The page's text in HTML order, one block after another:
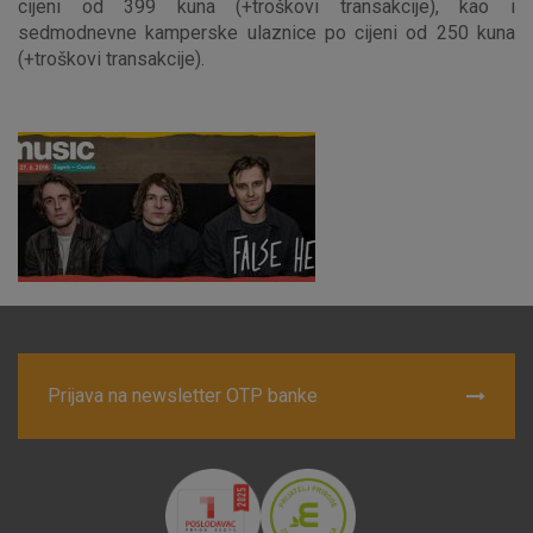
cijeni od 399 kuna (+troškovi transakcije), kao i
sedmodnevne kamperske ulaznice po cijeni od 250 kuna
(+troškovi transakcije).
Prijava na newsletter OTP banke
Nužni (tehnički) kolačići - uvijek aktivni
postavljaju kao odgovor na vaše radnje koje uključuju zahtjev
za uslugama, kao što su postavke kolačića. Svoj preglednik
možete postaviti da blokira te kolačiće ili pošalje upozorenje
o njima, ali u tom slučaju neki dijelovi stranice neće raditi. Ti
kolačići ne pohranjuju nikakve informacije koje bi vas mogle
identificirati.